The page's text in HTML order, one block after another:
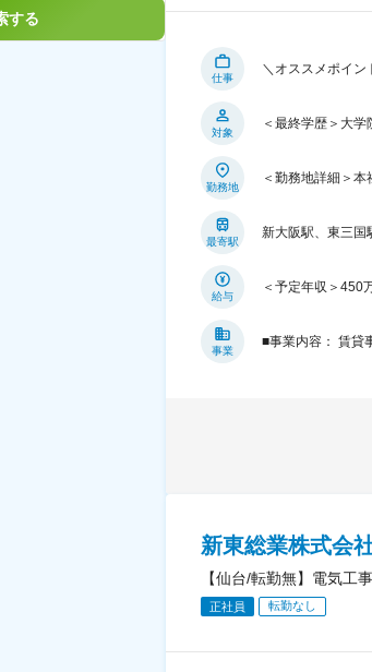
する
仕事
＼オススメポイ
対象
＜最終学歴＞大
勤務地
＜勤務地詳細＞
最寄駅
新大阪駅、東三国
給与
＜予定年収＞450
事業
■事業内容： 賃貸
新東総業株式会
【仙台/転勤無】電気
正社員 転勤なし